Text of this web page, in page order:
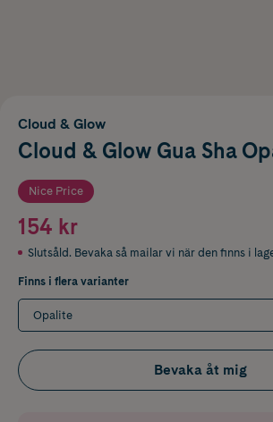
Cloud & Glow
Cloud & Glow Gua Sha
Nice Price
154 kr
Slutsåld. Bevaka så mailar vi när den finns i
Finns i flera varianter
Opalite
Bevaka åt mig